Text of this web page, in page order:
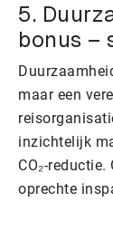
5.
bonus –
maar een
inzichtelijk
CO₂-
oprechte